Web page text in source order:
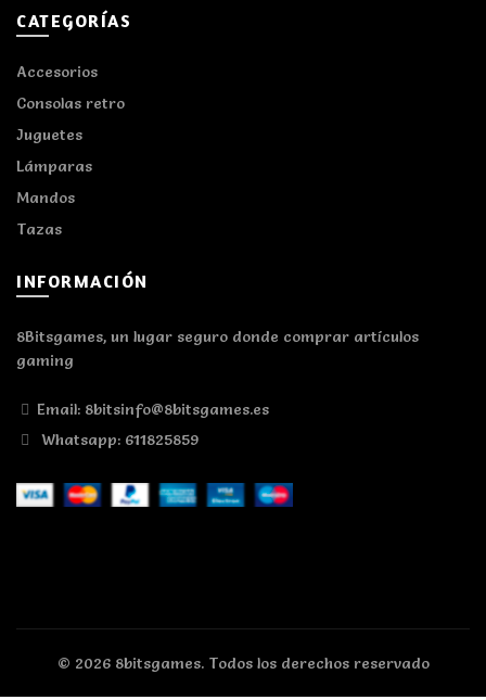
CATEGORÍAS
Accesorios
Consolas retro
Juguetes
Lámparas
Mandos
Tazas
INFORMACIÓN
8Bitsgames, un lugar seguro donde comprar artículos
gaming
Email: 8bitsinfo@8bitsgames.es
Whatsapp: 611825859
© 2026 8bitsgames. Todos los derechos reservado